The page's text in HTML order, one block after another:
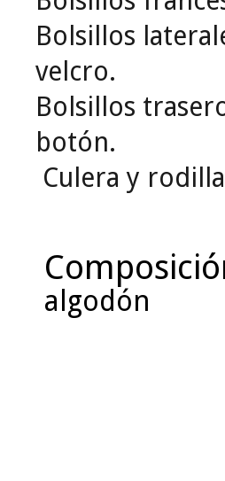
Bolsillos
velcro.
Bolsillos
botón.
Culera y
algodón